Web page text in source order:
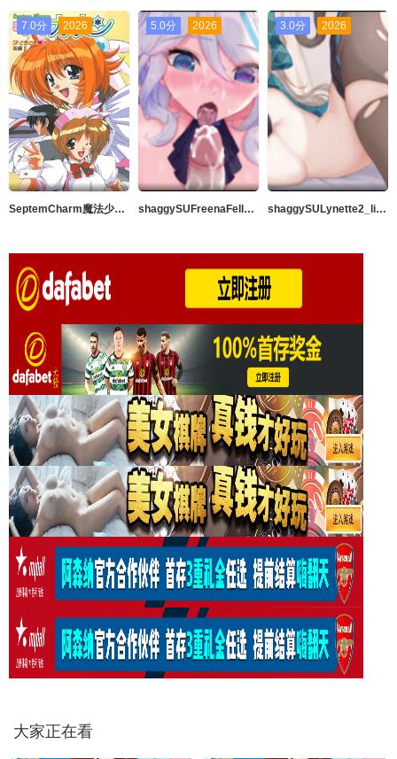
7.0分 2026
SeptemCharm魔法少女加奈SP1
5.0分 2026
shaggySUFreenaFellation_live2dAnimeGenshinImpact完整版带ASMR音频MP42K高品质暨在嘴里60fps
3.0分 2026
shaggySULynette2_live2d动漫原神完整版带ASMR音频MP42k高品质中出60fps
大家正在看